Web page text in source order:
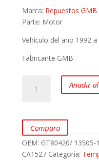
Marca: Repuestos GMB
Parte: Motor
Vehículo del año 1992 a
Fabricante GMB.
y
1.4L
4E-
Añadir
Compara
OEM: GT80420/
CA1527 Categoría: